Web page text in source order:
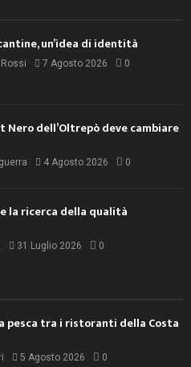
un’idea di identità
7 Agosto 2026 0
Nero dell’Oltrepò deve cambiare
4 Agosto 2026 0
la ricerca della qualità
31 Luglio 2026 0
pesca tra i ristoranti della Costa
5 Agosto 2026 0